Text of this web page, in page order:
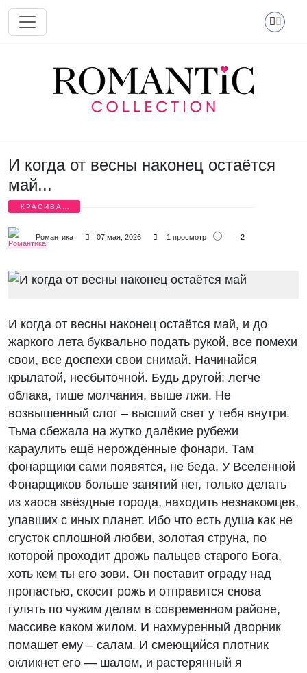
Перейти к основному содержанию
И когда от весны наконец остаётся
май...
КРАСИВАЯ
Романтика 07 мая, 2026 1 просмотр 2
И когда от весны наконец остаётся май, и до
жаркого лета буквально подать рукой, все помехи
свои, все доспехи свои снимай. Начинайся
крылатой, несбыточной. Будь другой: легче
облака, тише молчания, выше лжи. Не
возвышенный слог – высший свет у тебя внутри.
Тьма сбежала на жутко далëкие рубежи
караулить ещё нерождëнные фонари. Там
фонарщики сами появятся, не беда. У Вселенной
Фонарщиков больше занятий нет, только делать
из хаоса звëздные города, находить незнакомцев,
упавших с иных планет. Ибо что есть душа как не
сгусток сплошной любви, золотая струна, по
которой проходит дрожь пальцев старого Бога,
хоть кем ты его зови. Он поставит ограду над
пропастью, скосит рожь и отправится снова
гулять по чужим делам в современном районе,
массиве каком жилом. И нахмуренный дворник
помашет ему – салам. И смеющийся плотник
окликнет его — шалом, и растерянный я